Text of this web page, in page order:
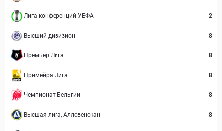
Лига конференций УЕФА 2
Высший дивизион 8
Премьер Лига 8
Примейра Лига 8
Чемпионат Бельгии 8
Высшая лига, Аллсвенскан 8